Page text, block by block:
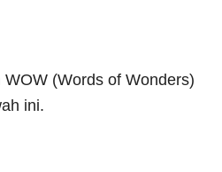
(Words of Wonders)
ini.